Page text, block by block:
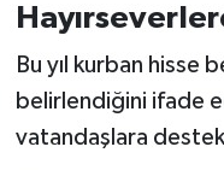
Bu yıl kurban hisse
belirlendiğini ifade
vatandaşlara destek